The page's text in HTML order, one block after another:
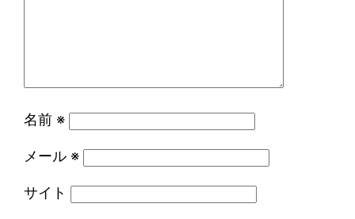
名前 ※
メール ※
サイト